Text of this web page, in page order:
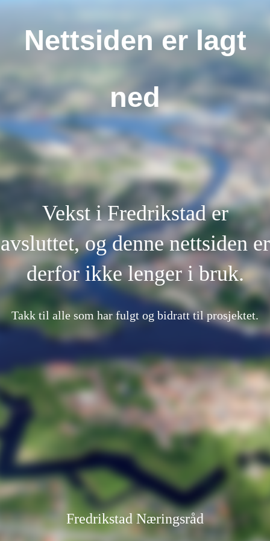
Nettsiden er lagt
ned
Vekst i Fredrikstad er
avsluttet, og denne nettsiden er
derfor ikke lenger i bruk.
Takk til alle som har fulgt og bidratt til prosjektet.
Fredrikstad Næringsråd